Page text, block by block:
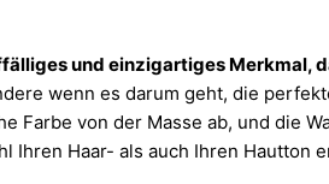
und einzigartiges Merkmal,
wenn es darum geht, die
Farbe von der Masse ab, und die
Ihren Haar- als auch Ihren Hautton